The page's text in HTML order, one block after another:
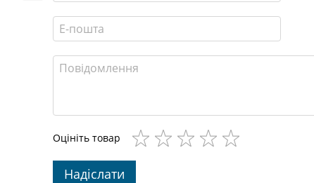
Оцініть товар
Надіслати